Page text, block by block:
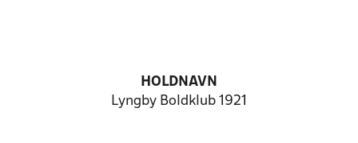
HOLDNAVN
Lyngby Boldklub 1921